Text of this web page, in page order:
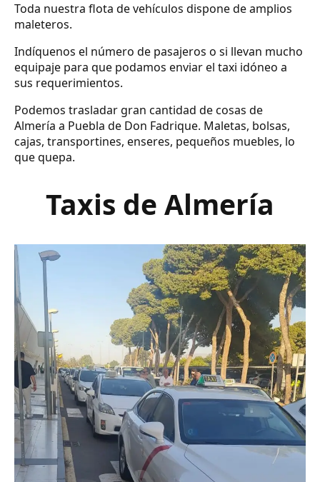
Toda nuestra flota de vehículos dispone de amplios
maleteros.
Indíquenos el número de pasajeros o si llevan mucho
equipaje para que podamos enviar el taxi idóneo a
sus requerimientos.
Podemos trasladar gran cantidad de cosas de
Almería a Puebla de Don Fadrique. Maletas, bolsas,
cajas, transportines, enseres, pequeños muebles, lo
que quepa.
Taxis de Almería